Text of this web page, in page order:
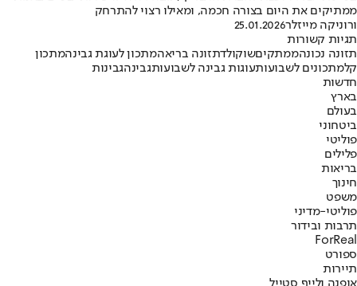
ממתיקים את היום בצורה חכמה, ומאילו רצוי להתרחק
ורוניקה מייזלר25.01.2026
תגיות קשורות
תזונה נכונהממתקיםשוקולדתזונה בריאהמתכון לעוגת גבינהמתכון
קלמתכונים לשבועותעוגות גבינה לשבועותגבינהגבינות
חדשות
בארץ
בעולם
ביטחוני
פוליטי
פלילים
בריאות
חינוך
משפט
פוליטי-מדיני
תרבות ובידור
ForReal
ספורט
תיירות